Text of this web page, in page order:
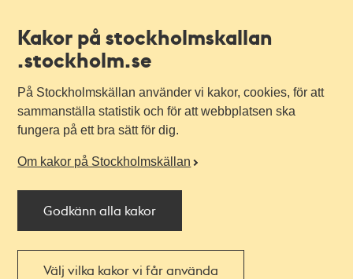
Kakor på stockholmskallan
.stockholm.se
På Stockholmskällan använder vi kakor, cookies, för att
sammanställa statistik och för att webbplatsen ska
fungera på ett bra sätt för dig.
Om kakor på Stockholmskällan
Godkänn alla kakor
Välj vilka kakor vi får använda